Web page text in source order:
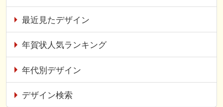
最近見たデザイン
年賀状人気ランキング
年代別デザイン
デザイン検索